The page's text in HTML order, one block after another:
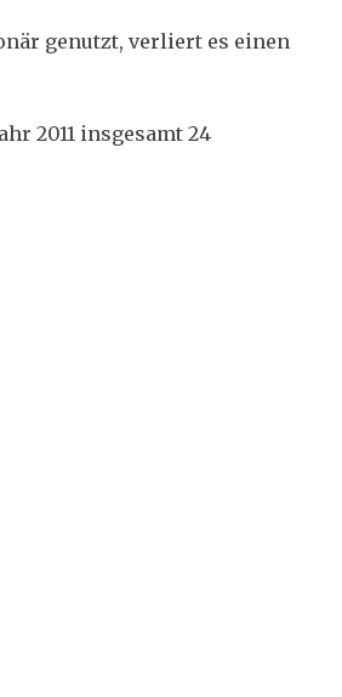
genutzt, verliert es einen
2011 insgesamt 24